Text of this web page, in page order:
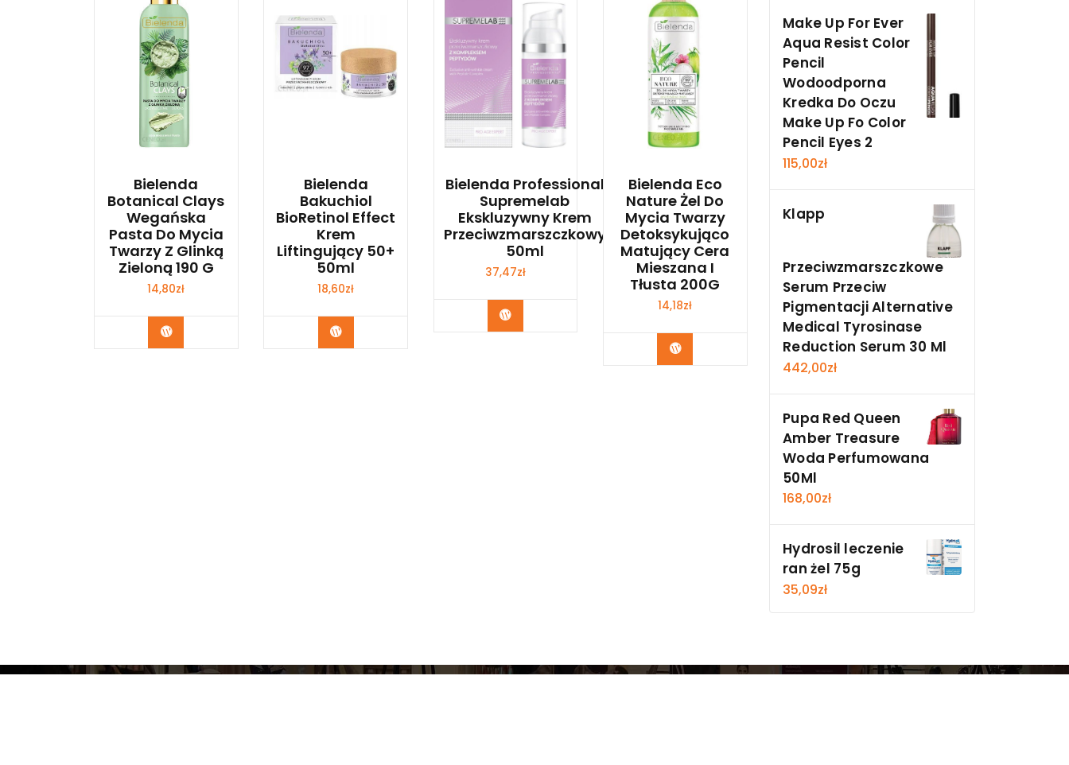
Bielenda
Botanical Clays
Wegańska
Pasta Do Mycia
Twarzy Z Glinką
Zieloną 190 G
14,80zł
Zobacz
Bielenda
Bakuchiol
BioRetinol Effect
Krem
Liftingujący 50+
50ml
18,60zł
Zobacz
Bielenda Professional
Supremelab
Ekskluzywny Krem
Przeciwzmarszczkowy
50ml
37,47zł
Zobacz
Bielenda Eco
Nature Żel Do
Mycia Twarzy
Detoksykująco
Matujący Cera
Mieszana I
Tłusta 200G
14,18zł
Zobacz
Make Up For Ever
Aqua Resist Color
Pencil
Wodoodporna
Kredka Do Oczu
Make Up Fo Color
Pencil Eyes 2
115,00zł
Klapp
Przeciwzmarszczkowe
Serum Przeciw
Pigmentacji Alternative
Medical Tyrosinase
Reduction Serum 30 Ml
442,00zł
Pupa Red Queen
Amber Treasure
Woda Perfumowana
50Ml
168,00zł
Hydrosil leczenie
ran żel 75g
35,09zł